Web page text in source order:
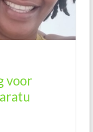
voor